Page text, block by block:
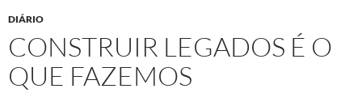
DIÁRIO
CONSTRUIR LEGADOS É O
QUE FAZEMOS